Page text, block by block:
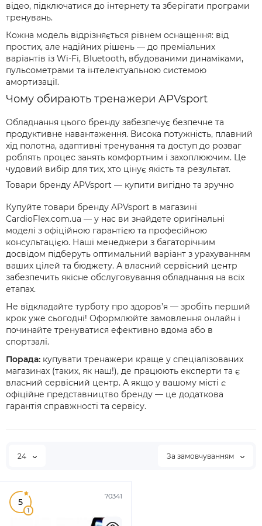
відео, підключатися до інтернету та зберігати програми
тренувань.
Кожна модель відрізняється рівнем оснащення: від
простих, але надійних рішень — до преміальних
варіантів із Wi-Fi, Bluetooth, вбудованими динаміками,
пульсометрами та інтелектуальною системою
амортизації.
Чому обирають тренажери APVsport
Обладнання цього бренду забезпечує безпечне та
продуктивне навантаження. Висока потужність, плавний
хід полотна, адаптивні тренування та доступ до розваг
роблять процес занять комфортним і захоплюючим. Це
чудовий вибір для тих, хто цінує якість та результат.
Товари бренду APVsport — купити вигідно та зручно
Купуйте товари бренду APVsport в магазині
CardioFlex.com.ua — у нас ви знайдете оригінальні
моделі з офіційною гарантією та професійною
консультацією. Наші менеджери з багаторічним
досвідом підберуть оптимальний варіант з урахуванням
ваших цілей та бюджету. А власний сервісний центр
забезпечить якісне обслуговування обладнання на всіх
етапах.
Не відкладайте турботу про здоров’я — зробіть перший
крок уже сьогодні! Оформлюйте замовлення онлайн і
починайте тренуватися ефективно вдома або в
спортзалі.
Порада: купувати тренажери краще у спеціалізованих
магазинах (таких, як наш!), де працюють експерти та є
власний сервісний центр. А якщо у вашому місті є
офіційне представництво бренду — це додаткова
гарантія справжності та сервісу.
24 За замовчуванням
70341
5
1